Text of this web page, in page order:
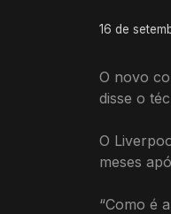
16 de
O novo
disse o
O
meses
“Como é